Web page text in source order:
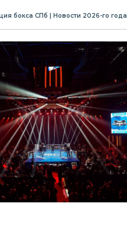
бокса СПб | Новости 2026-го года